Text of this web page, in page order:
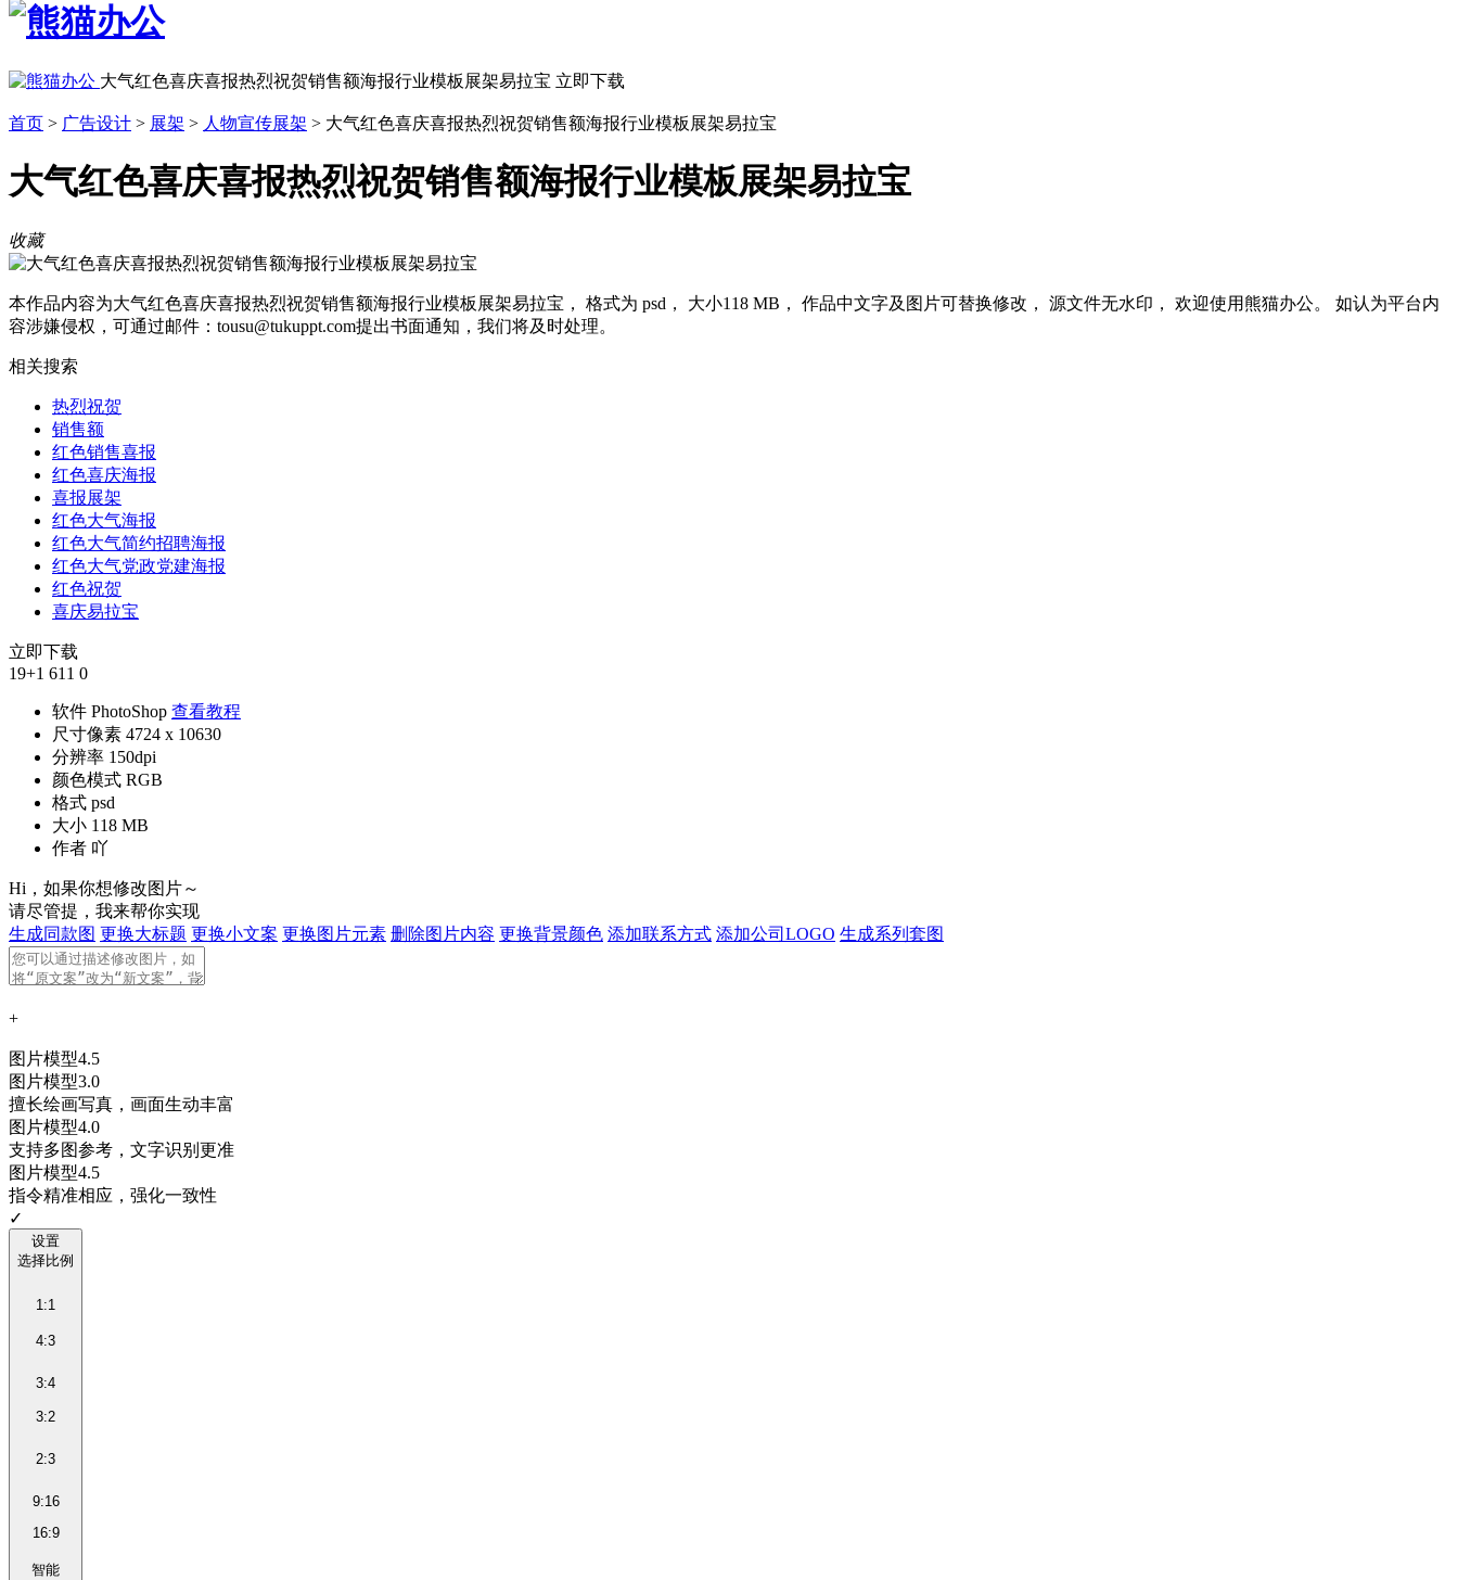
大气红色喜庆喜报热烈祝贺销售额海报行业模板展架易拉宝 立即下载
首页 > 广告设计 > 展架 > 人物宣传展架 > 大气红色喜庆喜报热烈祝贺销售额海报行业模板展架易拉宝
大气红色喜庆喜报热烈祝贺销售额海报行业模板展架易拉宝
收藏
本作品内容为大气红色喜庆喜报热烈祝贺销售额海报行业模板展架易拉宝， 格式为 psd， 大小118 MB， 作品中文字及图片可替换修改， 源文件无水印， 欢迎使用熊猫办公。 如认为平台内
容涉嫌侵权，可通过邮件：tousu@tukuppt.com提出书面通知，我们将及时处理。
相关搜索
热烈祝贺
销售额
红色销售喜报
红色喜庆海报
喜报展架
红色大气海报
红色大气简约招聘海报
红色大气党政党建海报
红色祝贺
喜庆易拉宝
立即下载
19+1 611 0
软件 PhotoShop 查看教程
尺寸像素 4724 x 10630
分辨率 150dpi
颜色模式 RGB
格式 psd
大小 118 MB
作者 吖
Hi，如果你想修改图片～
请尽管提，我来帮你实现
生成同款图 更换大标题 更换小文案 更换图片元素 删除图片内容 更换背景颜色 添加联系方式 添加公司LOGO 生成系列套图
+
图片模型4.5
图片模型3.0
擅长绘画写真，画面生动丰富
图片模型4.0
支持多图参考，文字识别更准
图片模型4.5
指令精准相应，强化一致性
✓
设置
选择比例
1:1
4:3
3:4
3:2
2:3
9:16
16:9
智能